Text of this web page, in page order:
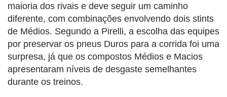
maioria dos rivais e deve seguir um caminho
diferente, com combinações envolvendo dois stints
de Médios. Segundo a Pirelli, a escolha das equipes
por preservar os pneus Duros para a corrida foi uma
surpresa, já que os compostos Médios e Macios
apresentaram níveis de desgaste semelhantes
durante os treinos.